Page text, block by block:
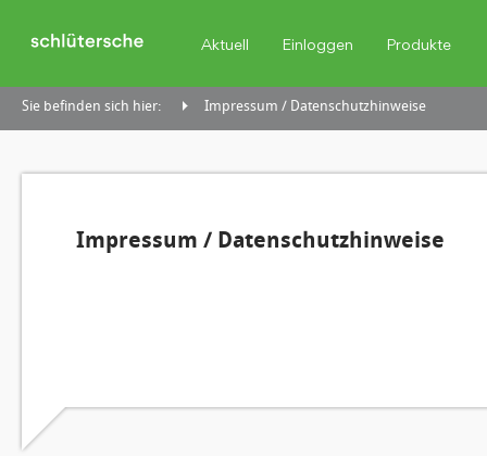
Aktuell Einloggen Produkte
Sie befinden sich hier: Impressum / Datenschutzhinweise
Impressum / Datenschutzhinweise